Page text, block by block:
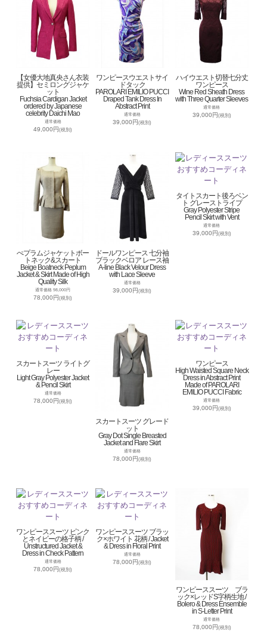
【女優大地真央さん衣装
提供】セミロングジャケ
ット
Fuchsia Cardigan Jacket
ordered by Japanese
celebrity Daichi Mao
通常価格
49,000円(税別)
ワンピースウエストサイ
ドタック
PAROLARI EMILIO PUCCI
Draped Tank Dress In
Abstract Print
通常価格
39,000円(税別)
ハイウエスト切替七分丈
ワンピース
Wine Red Sheath Dress
with Three Quarter Sleeves
通常価格
39,000円 (税別)
ぺプラムジャケットボー
トネック&スカート
Beige Boatneck Peplum
Jacket & Skirt Made of High
Quality Silk
通常価格 98,000円
78,000円(税別)
ドールワンピース 七分袖
ブラックベロア レース袖
A-line Black Velour Dress
with Lace Sleeve
通常価格
39,000円(税別)
タイトスカート後ろベン
ト グレーストライプ
Gray Polyester Stripe
Pencil Skirt with Vent
通常価格
39,000円(税別)
スカートスーツ ライトグ
レー
Light Gray Polyester Jacket
& Pencil Skirt
通常価格
78,000円(税別)
スカートスーツ グレード
ット
Gray Dot Single Breasted
Jacket and Flare Skirt
通常価格
78,000円(税別)
ワンピース
High Waisted Square Neck
Dress in Abstract Print
Made of PAROLARI
EMILIO PUCCI Fabric
通常価格
39,000円 (税別)
ワンピーススーツ ピンク
とネイビーの格子柄 /
Unstructured Jacket &
Dress in Check Pattern
通常価格
78,000円(税別)
ワンピーススーツ ブラッ
ク×ホワイト 花柄 / Jacket
& Dress in Floral Print
通常価格
78,000円(税別)
ワンピーススーツ ブラ
ック×レッドS字柄生地 /
Bolero & Dress Ensemble
in S-Letter Print
通常価格
78,000円(税別)